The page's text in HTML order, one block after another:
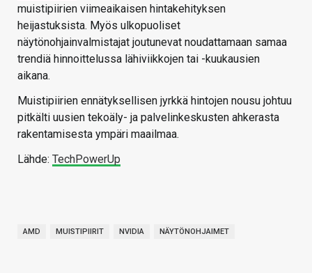
muistipiirien viimeaikaisen hintakehityksen
heijastuksista. Myös ulkopuoliset
näytönohjainvalmistajat joutunevat noudattamaan samaa
trendiä hinnoittelussa lähiviikkojen tai -kuukausien
aikana.
Muistipiirien ennätyksellisen jyrkkä hintojen nousu johtuu
pitkälti uusien tekoäly- ja palvelinkeskusten ahkerasta
rakentamisesta ympäri maailmaa.
Lähde: TechPowerUp
AMD MUISTIPIIRIT NVIDIA NÄYTÖNOHJAIMET